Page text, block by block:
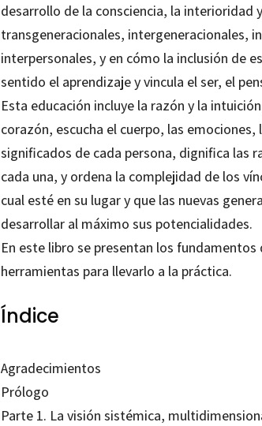
desarrollo de la consciencia, la interioridad
transgeneracionales, intergeneracionales,
interpersonales, y en cómo la inclusión de
sentido el aprendizaje y vincula el ser, el
Esta educación incluye la razón y la
corazón, escucha el cuerpo, las emociones,
significados de cada persona, dignifica las
cada una, y ordena la complejidad de los
cual esté en su lugar y que las nuevas
desarrollar al máximo sus potencialidades.
En este libro se presentan los
herramientas para llevarlo a la práctica.
Índice
Agradecimientos
Prólogo
Parte 1. La visión sistémica,